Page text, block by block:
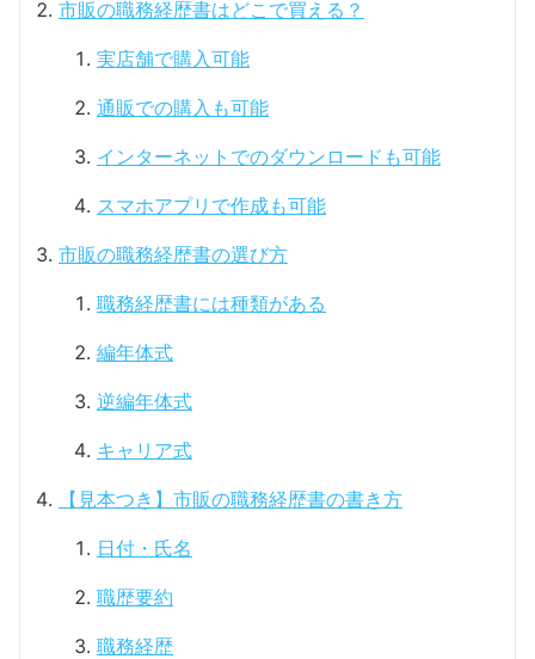
市販の職務経歴書はどこで買える？
実店舗で購入可能
通販での購入も可能
インターネットでのダウンロードも可能
スマホアプリで作成も可能
市販の職務経歴書の選び方
職務経歴書には種類がある
編年体式
逆編年体式
キャリア式
【見本つき】市販の職務経歴書の書き方
日付・氏名
職歴要約
職務経歴